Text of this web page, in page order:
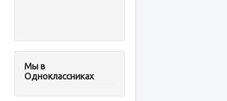
Мы в
Одноклассниках